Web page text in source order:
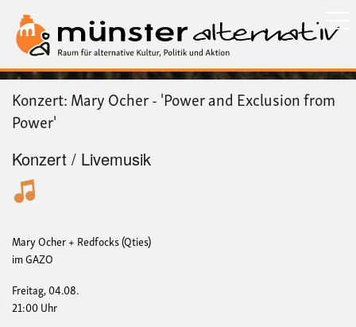
zum
Inhalt
Konzert: Mary Ocher - 'Power and Exclusion from
Power'
Konzert / Livemusik
Mary Ocher + Redfocks (Qties)
im GAZO
Freitag, 04.08.
21:00 Uhr